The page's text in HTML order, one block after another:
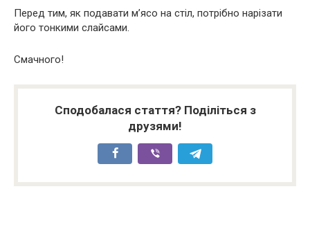
Перед тим, як подавати м’ясо на стіл, потрібно нарізати
його тонкими слайсами.
Смачного!
Сподобалася стаття? Поділіться з
друзями!